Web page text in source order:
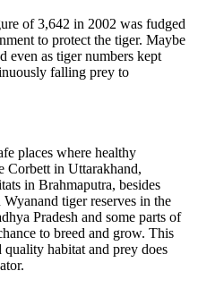
of 3,642 in 2002 was fudged
to protect the tiger. Maybe
even as tiger numbers kept
falling prey to
places where healthy
Corbett in Uttarakhand,
in Brahmaputra, besides
tiger reserves in the
Pradesh and some parts of
to breed and grow. This
habitat and prey does